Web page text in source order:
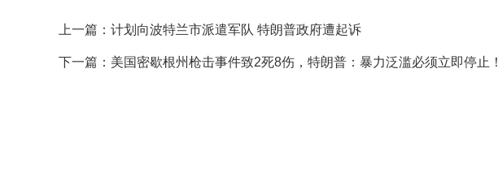
上一篇： 计划向波特兰市派遣军队 特朗普政府遭起诉
下一篇： 美国密歇根州枪击事件致2死8伤，特朗普：暴力泛滥必须立即停止！